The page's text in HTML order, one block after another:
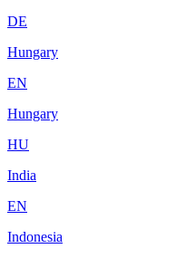
DE
Hungary
EN
Hungary
HU
India
EN
Indonesia